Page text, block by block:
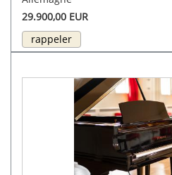
29.900,00 EUR
rappeler